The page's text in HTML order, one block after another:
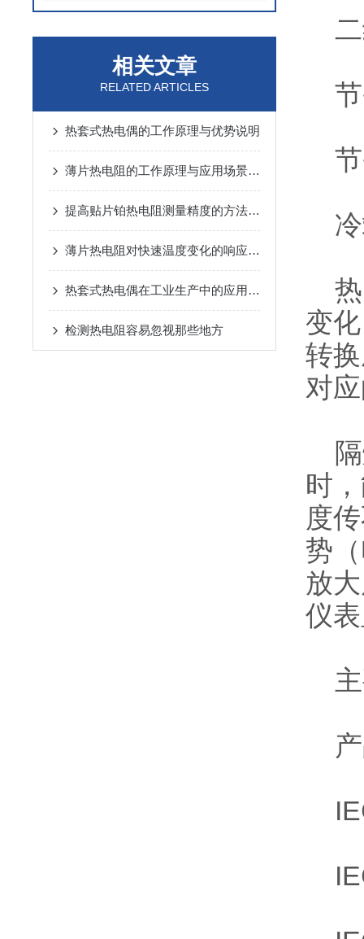
相关文章
RELATED ARTICLES
热套式热电偶的工作原理与优势说明
薄片热电阻的工作原理与应用场景解析
提高贴片铂热电阻测量精度的方法介绍
薄片热电阻对快速温度变化的响应特性
热套式热电偶在工业生产中的应用优势
检测热电阻容易忽视那些地方
二
节
节
冷
热
变
转
对
隔
时
度
势
放
仪
主
产